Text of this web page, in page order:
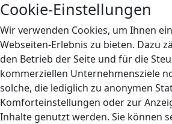
Cookie-Einstellungen
Wir verwenden Cookies, um Ihnen
Webseiten-Erlebnis zu bieten. Dazu
den Betrieb der Seite und für die
kommerziellen Unternehmensziele
solche, die lediglich zu anonymen
Komforteinstellungen oder zur
Inhalte genutzt werden. Sie können